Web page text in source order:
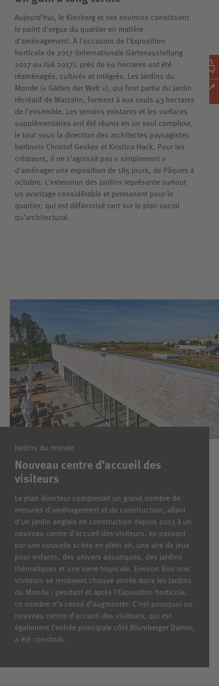
Aujourd'hui, le Kienberg et ses environs constituent
le point d’orgue du quartier en matière
d'aménagement. À l'occasion de l'Exposition
horticole de 2017 (Internationale Gartenaustellung
2017 ou IGA 2017), près de 60 hectares ont été
réaménagés, cultivés et intégrés. Les Jardins du
Monde (« Gärten der Welt »), qui font partie du jardin
récréatif de Marzahn, forment à eux seuls 43 hectares
de l’ensemble. Les terrains existants et les surfaces
supplémentaires ont été réunis en un seul complexe,
le tout sous la direction des architectes paysagistes
berlinois Christof Geskes et Kristina Hack. Pour les
créateurs, il ne s’agissait pas « simplement »
d'aménager une exposition de 185 jours, de Pâques à
octobre. L'extension des jardins représente surtout
un avantage considérable et permanent pour le
quartier, qui est défavorisé tant sur le plan social
qu’architectural.
Jardins du monde
Nouveau centre d’accueil des
visiteurs
Le plan directeur comprenait un grand nombre de
mesures d'aménagement et de construction, allant
d'un jardin anglais en construction depuis 2013 à un
nouveau centre d'accueil des visiteurs, en passant
par une nouvelle scène en plein air, une aire de jeux
pour enfants, des univers aquatiques, des jardins
thématiques et une serre tropicale. Environ 800 000
visiteurs se rendaient chaque année dans les Jardins
du Monde ; pendant et après l'Exposition horticole,
ce nombre n’a cessé d’augmenter. C'est pourquoi un
nouveau centre d'accueil des visiteurs, qui est
également l’entrée principale côté Blumberger Damm,
a été construit.